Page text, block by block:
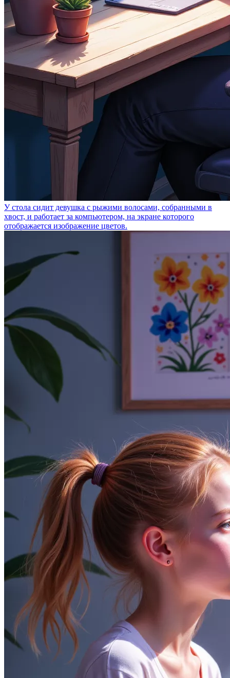
У стола сидит девушка с рыжими волосами, собранными в
хвост, и работает за компьютером, на экране которого
отображается изображение цветов.